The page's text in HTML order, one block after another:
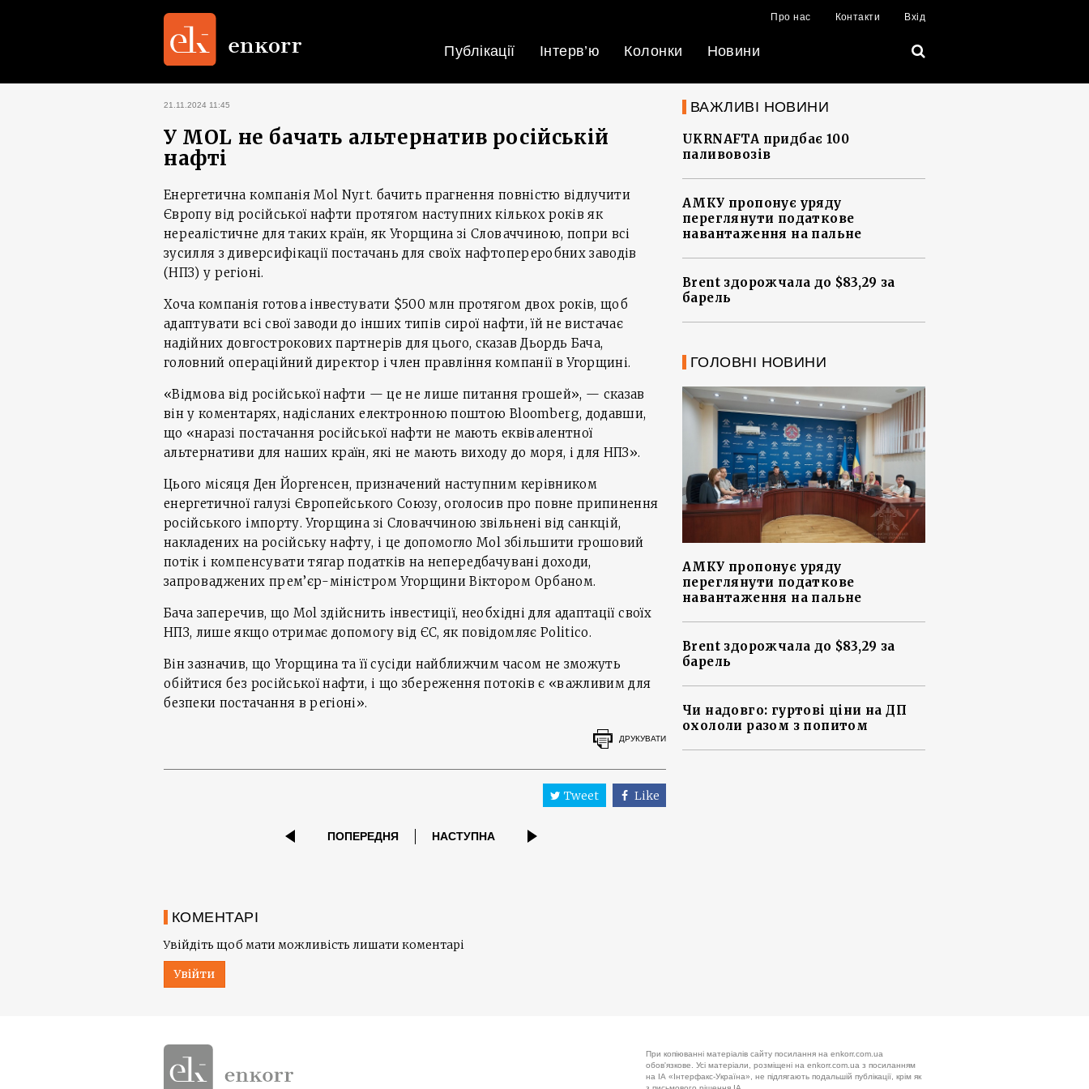
Про нас Контакти Вхід
Публікації Інтерв’ю Колонки Новини
21.11.2024 11:45
У MOL не бачать альтернатив російській
нафті
Енергетична компанія Mol Nyrt. бачить прагнення повністю відлучити
Європу від російської нафти протягом наступних кількох років як
нереалістичне для таких країн, як Угорщина зі Словаччиною, попри всі
зусилля з диверсифікації постачань для своїх нафтопереробних заводів
(НПЗ) у регіоні.
Хоча компанія готова інвестувати $500 млн протягом двох років, щоб
адаптувати всі свої заводи до інших типів сирої нафти, їй не вистачає
надійних довгострокових партнерів для цього, сказав Дьордь Бача,
головний операційний директор і член правління компанії в Угорщині.
«Відмова від російської нафти — це не лише питання грошей», — сказав
він у коментарях, надісланих електронною поштою Bloomberg, додавши,
що «наразі постачання російської нафти не мають еквівалентної
альтернативи для наших країн, які не мають виходу до моря, і для НПЗ».
Цього місяця Ден Йоргенсен, призначений наступним керівником
енергетичної галузі Європейського Союзу, оголосив про повне припинення
російського імпорту. Угорщина зі Словаччиною звільнені від санкцій,
накладених на російську нафту, і це допомогло Mol збільшити грошовий
потік і компенсувати тягар податків на непередбачувані доходи,
запроваджених прем’єр-міністром Угорщини Віктором Орбаном.
Бача заперечив, що Mol здійснить інвестиції, необхідні для адаптації своїх
НПЗ, лише якщо отримає допомогу від ЄС, як повідомляє Politico.
Він зазначив, що Угорщина та її сусіди найближчим часом не зможуть
обійтися без російської нафти, і що збереження потоків є «важливим для
безпеки постачання в регіоні».
ДРУКУВАТИ
Tweet Like
ПОПЕРЕДНЯ НАСТУПНА
КОМЕНТАРІ
Увійдіть щоб мати можливість лишати коментарі
Увійти
ВАЖЛИВІ НОВИНИ
UKRNAFTA придбає 100
паливовозів
АМКУ пропонує уряду
переглянути податкове
навантаження на пальне
Brent здорожчала до $83,29 за
барель
ГОЛОВНІ НОВИНИ
АМКУ пропонує уряду
переглянути податкове
навантаження на пальне
Brent здорожчала до $83,29 за
барель
Чи надовго: гуртові ціни на ДП
охололи разом з попитом
При копіюванні матеріалів сайту посилання на enkorr.com.ua
обов'язкове. Усі матеріали, розміщені на enkorr.com.ua з посиланням
на ІА «Інтерфакс-Україна», не підлягають подальшій публікації, крім як